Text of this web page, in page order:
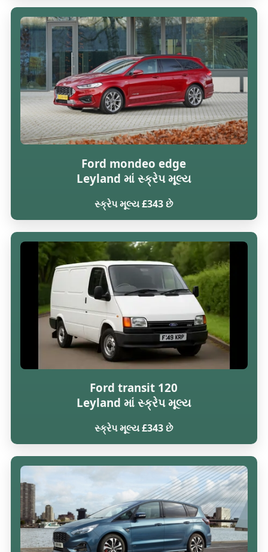
Ford mondeo edge
Leyland માં સ્ક્રેપ મૂલ્ય
સ્ક્રેપ મૂલ્ય £343 છે
Ford transit 120
Leyland માં સ્ક્રેપ મૂલ્ય
સ્ક્રેપ મૂલ્ય £343 છે